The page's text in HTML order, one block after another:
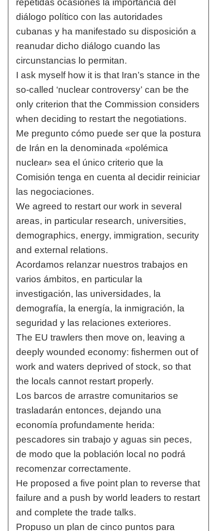
repetidas ocasiones la importancia del
diálogo político con las autoridades
cubanas y ha manifestado su disposición a
reanudar dicho diálogo cuando las
circunstancias lo permitan.
I ask myself how it is that Iran’s stance in the
so-called ‘nuclear controversy’ can be the
only criterion that the Commission considers
when deciding to restart the negotiations.
Me pregunto cómo puede ser que la postura
de Irán en la denominada «polémica
nuclear» sea el único criterio que la
Comisión tenga en cuenta al decidir reiniciar
las negociaciones.
We agreed to restart our work in several
areas, in particular research, universities,
demographics, energy, immigration, security
and external relations.
Acordamos relanzar nuestros trabajos en
varios ámbitos, en particular la
investigación, las universidades, la
demografía, la energía, la inmigración, la
seguridad y las relaciones exteriores.
The EU trawlers then move on, leaving a
deeply wounded economy: fishermen out of
work and waters deprived of stock, so that
the locals cannot restart properly.
Los barcos de arrastre comunitarios se
trasladarán entonces, dejando una
economía profundamente herida:
pescadores sin trabajo y aguas sin peces,
de modo que la población local no podrá
recomenzar correctamente.
He proposed a five point plan to reverse that
failure and a push by world leaders to restart
and complete the trade talks.
Propuso un plan de cinco puntos para